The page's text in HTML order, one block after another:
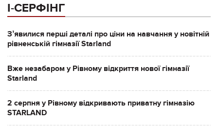
І-СЕРФІНГ
Зʼявилися перші деталі про ціни на навчання у новітній
рівненській гімназії Starland
Вже незабаром у Рівному відкриття нової гімназії
Starland
2 серпня у Рівному відкривають приватну гімназію
STARLAND